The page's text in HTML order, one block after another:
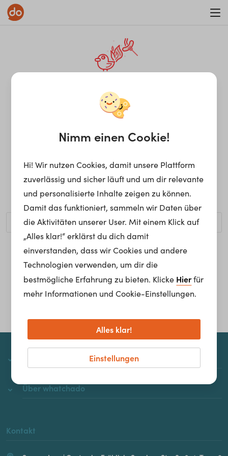
¡Ay, caramba! Seite nicht
gefunden.
Ups, die gewünschte Seite kann nicht gefunden werden.
Möchtest du nach einem bestimmten Begriff suchen?
Homepage
Über whatchado
Kontakt
Nimm einen Cookie!
Hi! Wir nutzen Cookies, damit unsere Plattform
zuverlässig und sicher läuft und um dir relevante
und personalisierte Inhalte zeigen zu können.
Damit das funktioniert, sammeln wir Daten über
die Aktivitäten unserer User. Mit einem Klick auf
„Alles klar!“ erklärst du dich damit
einverstanden, dass wir Cookies und andere
Technologien verwenden, um dir die
bestmögliche Erfahrung zu bieten. Klicke Hierfür
mehr Informationen und Cookie-Einstellungen.
Einstellungen
Alles klar!